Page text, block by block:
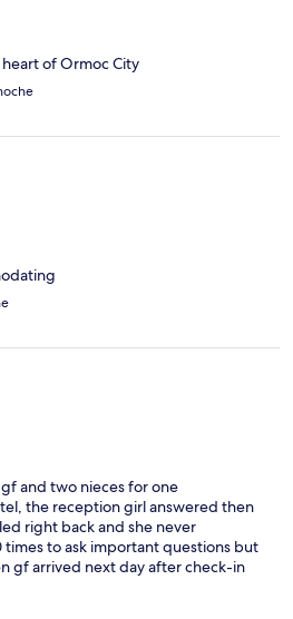
of Ormoc City
and two nieces for one
the reception girl answered then
right back and she never
times to ask important questions but
gf arrived next day after check-in
not cleaned...she was assigned a
smelled so bad...she called